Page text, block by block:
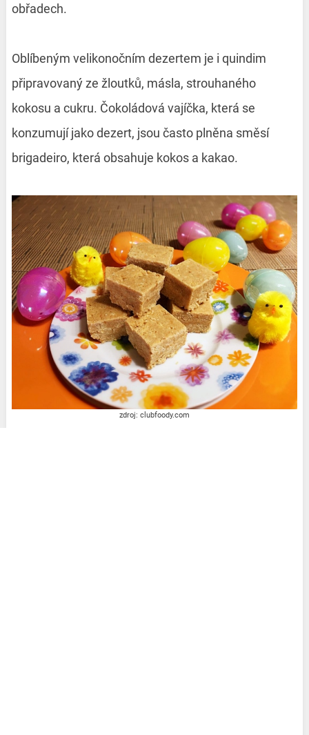
obřadech.
Oblíbeným velikonočním dezertem je i quindim
připravovaný ze žloutků, másla, strouhaného
kokosu a cukru. Čokoládová vajíčka, která se
konzumují jako dezert, jsou často plněna směsí
brigadeiro, která obsahuje kokos a kakao.
zdroj: clubfoody.com